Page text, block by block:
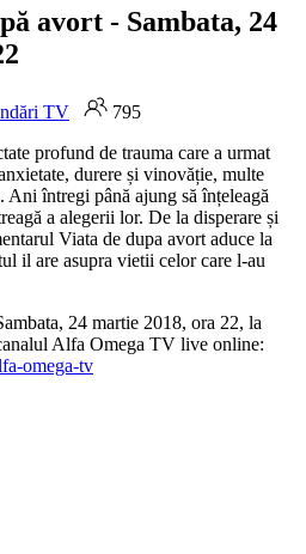
avort - Sambata, 24
TV
795
profund de trauma care a urmat
durere și vinovăție, multe
Ani întregi până ajung să înțeleagă
a alegerii lor. De la disperare și
Viata de dupa avort aduce la
il are asupra vietii celor care l-au
24 martie 2018, ora 22, la
Alfa Omega TV live online:
omega-tv